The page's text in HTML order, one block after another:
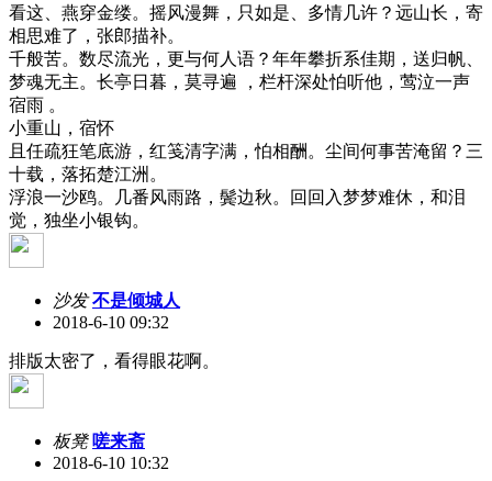
看这、燕穿金缕。摇风漫舞，只如是、多情几许？远山长，寄
相思难了，张郎描补。
千般苦。数尽流光，更与何人语？年年攀折系佳期，送归帆、
梦魂无主。长亭日暮，莫寻遍 ，栏杆深处怕听他，莺泣一声
宿雨 。
小重山，宿怀
且任疏狂笔底游，红笺清字满，怕相酬。尘间何事苦淹留？三
十载，落拓楚江洲。
浮浪一沙鸥。几番风雨路，鬓边秋。回回入梦梦难休，和泪
觉，独坐小银钩。
沙发 不是倾城人
2018-6-10 09:32
排版太密了，看得眼花啊。
板凳 嗟来斋
2018-6-10 10:32